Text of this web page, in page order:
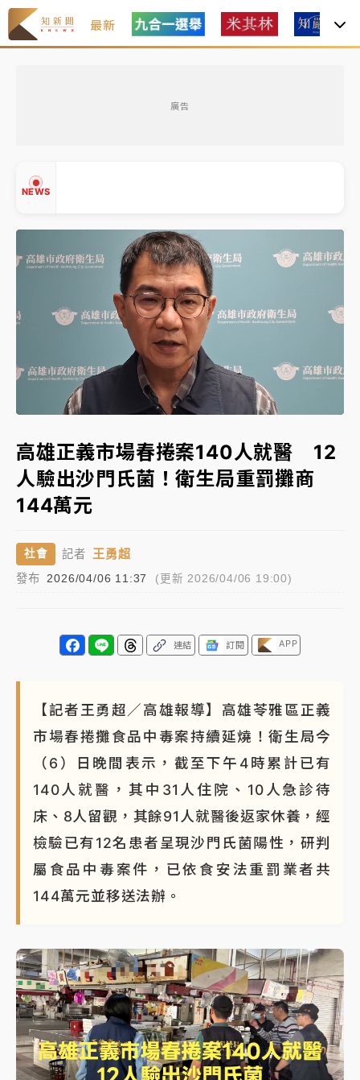
最新
廣告
NEWS
中信慈善基金會想增加董事人數！辜仲諒向法院聲請遭
駁 理由曝光
故宮《龍藏經》特展第2檔！今線上預約開賣一度塞車
周六起展出延長至晚上7時
台東農業處長涉圖利渡假村！東檢抗告成功 今重開羈
父親節泡湯了！中颱白海豚雨彈轟3天 「紅到發紫」降
女律師陳昱瑄詐慈濟10億！黃金158kg遭查扣畫面曝光
旅局回應了
中信慈善基金會想增加董事人數！辜仲諒向法院聲請遭
駁 理由曝光
故宮《龍藏經》特展第2檔！今線上預約開賣一度塞車
周六起展出延長至晚上7時
父親節泡湯了！中颱白海豚雨彈轟3天 「紅到發紫」降
雨熱區曝
Loaded:
60.73%
高雄正義市場春捲案140人就醫 12
人驗出沙門氏菌！衛生局重罰攤商
144萬元
社會 記者 王勇超
發布 2026/04/06 11:37 (更新 2026/04/06 19:00)
連結 訂閱 APP
【記者王勇超／高雄報導】高雄苓雅區正義
市場春捲攤食品中毒案持續延燒！衛生局今
（6）日晚間表示，截至下午4時累計已有
140人就醫，其中31人住院、10人急診待
床、8人留觀，其餘91人就醫後返家休養，經
檢驗已有12名患者呈現沙門氏菌陽性，研判
屬食品中毒案件，已依食安法重罰業者共
144萬元並移送法辦。